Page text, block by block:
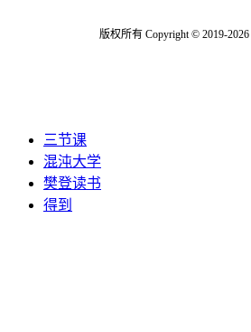
版权所有 Copyright © 2019-2026
三节课
混沌大学
樊登读书
得到